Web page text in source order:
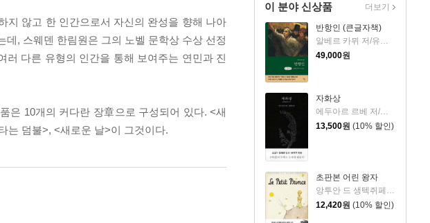
이 분야 신상품
반항인 (큰글자책)
알베르 카뮈 저/유기환 역
49,000원
자화상
13,500원 (10% 할인)
초판본 어린 왕자
앙투안 드 생텍쥐페리 저/김미정 역
12,420원 (10% 할인)
더보기
지 않고 한 인간으로서 자신의 완성을 향해 나아
, 스웨덴 한림원은 그의 노벨 문학상 수상 선정
다른 유형의 인간을 통해 보여주는 연민과 진
은 10개의 커다란 장章으로 구성되어 있다. <새
는 덤불>, <새로운 날>이 그것이다.